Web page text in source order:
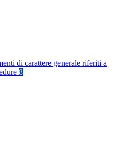
di carattere generale riferiti a
8